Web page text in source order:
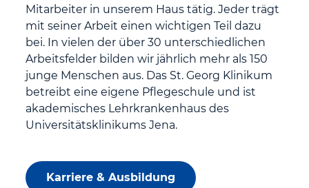
Mitarbeiter in unserem Haus tätig. Jeder trägt
mit seiner Arbeit einen wichtigen Teil dazu
bei. In vielen der über 30 unterschiedlichen
Arbeitsfelder bilden wir jährlich mehr als 150
junge Menschen aus. Das St. Georg Klinikum
betreibt eine eigene Pflegeschule und ist
akademisches Lehrkrankenhaus des
Universitätsklinikums Jena.
Karriere & Ausbildung